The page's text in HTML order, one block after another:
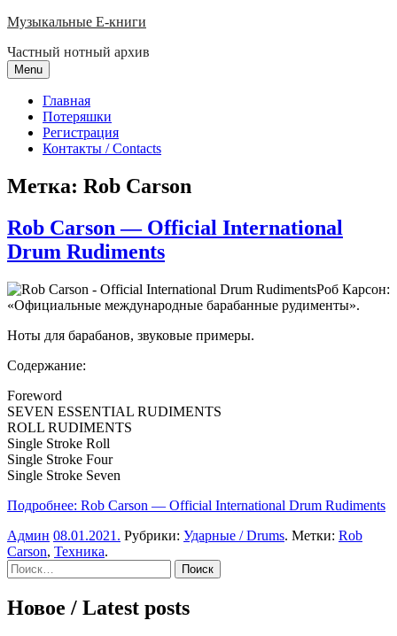
Skip
content
Музыкальные E-книги
Частный нотный архив
Menu
Главная
Потеряшки
Регистрация
Контакты / Contacts
Метка: Rob Carson
Rob Carson — Official International
Drum Rudiments
Роб Карсон:
«Официальные международные барабанные рудименты».
Ноты для барабанов, звуковые примеры.
Содержание:
Foreword
SEVEN ESSENTIAL RUDIMENTS
ROLL RUDIMENTS
Single Stroke Roll
Single Stroke Four
Single Stroke Seven
Подробнее: Rob Carson — Official International Drum Rudiments
Админ 08.01.2021 . Рубрики: Ударные / Drums. Метки: Rob
Carson, Техника.
Sidebar
Найти:
Новое / Latest posts